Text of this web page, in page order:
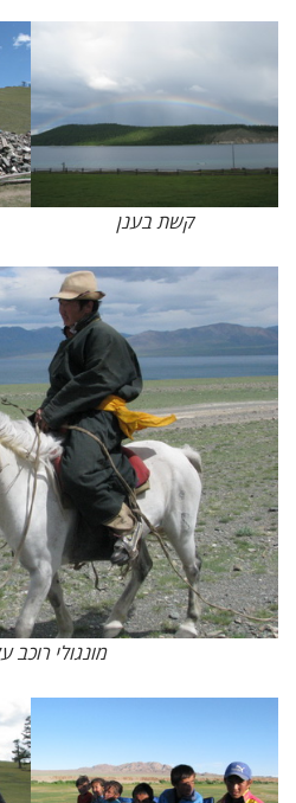
קשת בענן
מונגולי רוכב